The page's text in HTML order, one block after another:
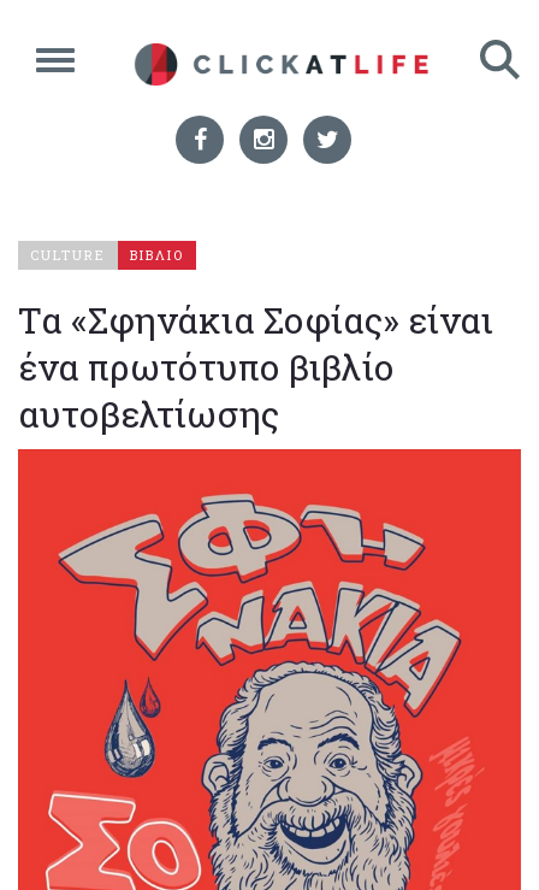
CULTURE ΒΙΒΛΙΟ
Τα «Σφηνάκια Σοφίας» είναι
ένα πρωτότυπο βιβλίο
αυτοβελτίωσης